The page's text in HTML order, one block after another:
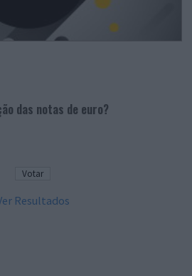
das notas de euro?
Resultados